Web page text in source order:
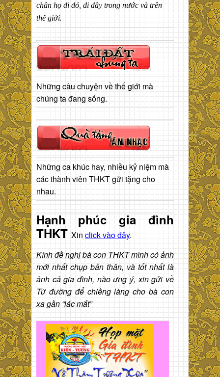
chân họ đi đó, đi đây trong nước và trên
thế giới.
Những câu chuyện về thế giới mà
chúng ta đang sống.
Những ca khúc hay, nhiều kỷ niệm mà
các thành viên THKT gửi tặng cho
nhau.
Hạnh phúc gia đình
THKT Xin click vào đây.
Kính đề nghị bà con THKT mình có ảnh
mới nhất chụp bản thân, và tốt nhất là
ảnh cả gia đình, nào ưng ý, xin gửi về
Từ đường để chiềng làng cho bà con
xa gần “lác mắt”